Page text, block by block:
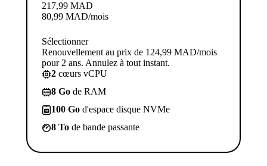
217,99 MAD
80,99 MAD/mois
Sélectionner
Renouvellement au prix de 124,99 MAD/mois
pour 2 ans. Annulez à tout instant.
2 cœurs vCPU
8 Go de RAM
100 Go d'espace disque NVMe
8 To de bande passante